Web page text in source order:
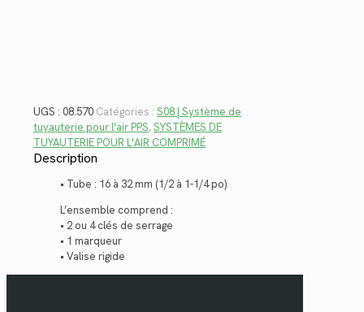
UGS : 08.570 Catégories : S08 | Système de
tuyauterie pour l'air PPS,SYSTÈMES DE
TUYAUTERIE POUR L'AIR COMPRIMÉ
Description
• Tube : 16 à 32 mm (1/2 à 1-1/4 po)
L’ensemble comprend :
• 2 ou 4 clés de serrage
• 1 marqueur
• Valise rigide